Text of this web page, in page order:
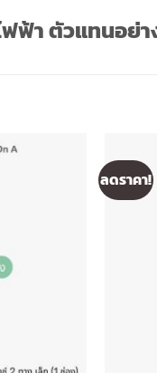
ฟ้า ตัวแทนอย่
ลดราคา!